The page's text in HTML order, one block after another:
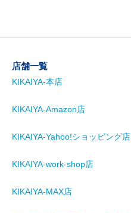
店舗一覧
KIKAIYA-本店
KIKAIYA-Amazon店
KIKAIYA-Yahoo!ショッピング店
KIKAIYA-work-shop店
KIKAIYA-MAX店